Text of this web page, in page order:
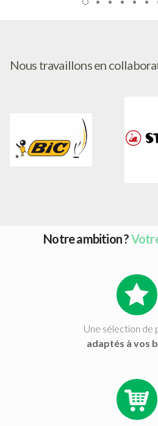
Nous travaillons en
Notre ambition ?
Une sélection de
adaptés à vos